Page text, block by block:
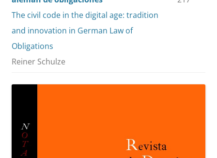
The civil code in the digital age: tradition
and innovation in German Law of
Obligations
Reiner Schulze